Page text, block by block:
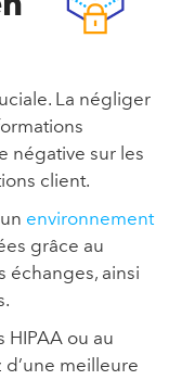
La négliger
négative sur les
client.
environnement
grâce au
échanges, ainsi
HIPAA ou au
meilleure